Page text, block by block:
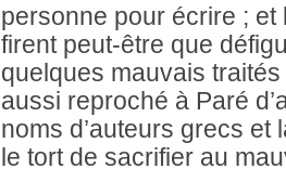
personne pour écrire ;
firent peut-être que
quelques mauvais
aussi reproché à Paré
noms d’auteurs grecs et
le tort de sacrifier au